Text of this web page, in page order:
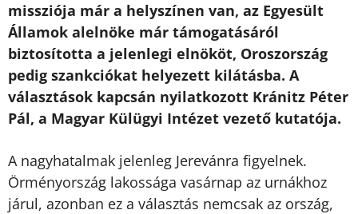
missziója már a helyszínen van, az Egyesült
Államok alelnöke már támogatásáról
biztosította a jelenlegi elnököt, Oroszország
pedig szankciókat helyezett kilátásba. A
választások kapcsán nyilatkozott Kránitz Péter
Pál, a Magyar Külügyi Intézet vezető kutatója.
A nagyhatalmak jelenleg Jerevánra figyelnek.
Örményország lakossága vasárnap az urnákhoz
járul, azonban ez a választás nemcsak az ország,